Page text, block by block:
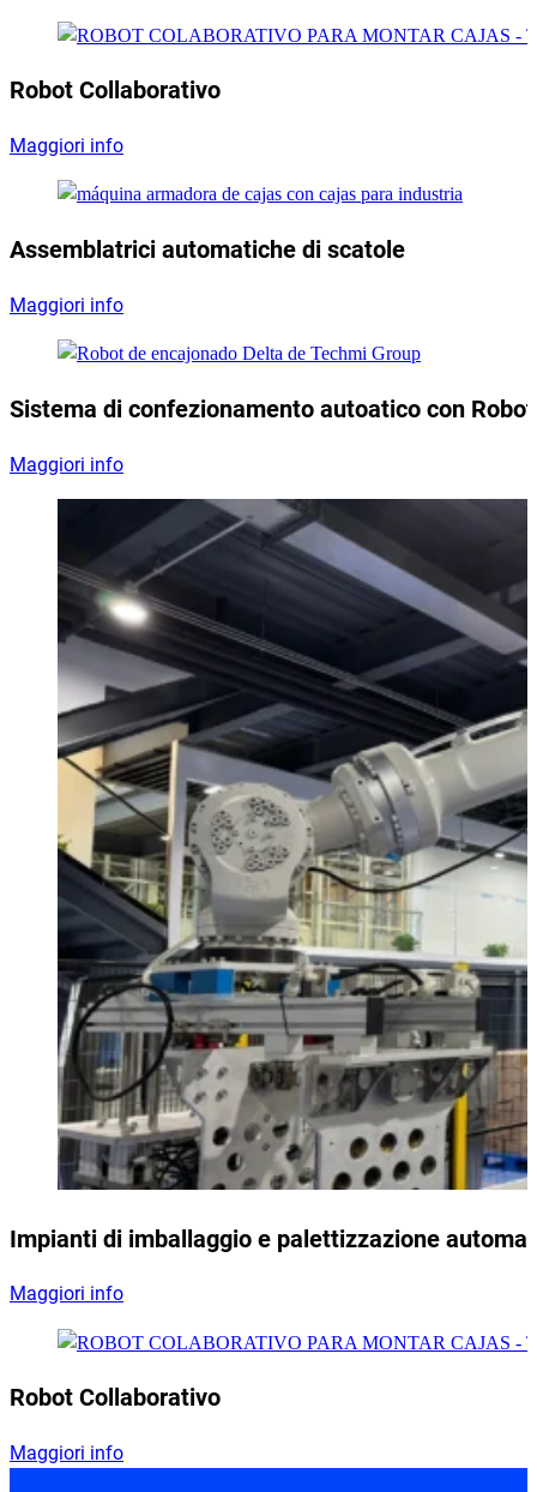
Robot Collaborativo
Maggiori info
Assemblatrici automatiche di scatole
Maggiori info
Sistema di confezionamento autoatico con
Maggiori info
Impianti di imballaggio e palettizzazione
Maggiori info
Robot Collaborativo
Maggiori info